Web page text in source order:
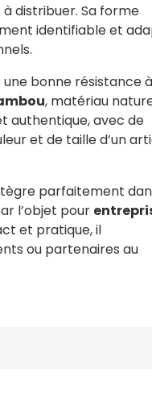
distribuer. Sa forme
identifiable et
une bonne résistance à
, matériau
authentique, avec de
et de taille d’un
parfaitement
l’objet pour
et pratique, il
ou partenaires au